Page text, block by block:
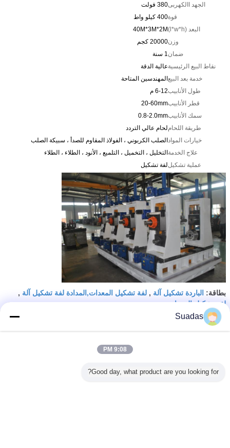
الجهد االكهربى380 فولت
قوة400 كيلو واط
البعد (l*w*h)
40M*3M*2M
وزن20000 كجم
ضمان1 سنة
نقاط البيع الرئيسيةعالية الدقة
خدمة بعد البيعالمهندسين المتاحة
طول الأنابيب6-12 م
قطر الأنابيب20-60mm
سمك الأنابيب0.8-2.0mm
طريقة اللحاملحام عالي التردد
خيارات الموادالصلب الكربوني ، الفولاذ المقاوم للصدأ ، سبيكة الصلب
علاج الخدمةالتخليل ، التخميل ، التلميع ، الأنود ، الطلاء ، الطلاء
عملية تشكيللفة تشكيل
بطاقة: الباردة تشكيل آلة , لفة تشكيل المعدات,المدادة لفة تشكيل آلة ,
لفة تشكيل المعدات
الخدمية للفولاذ الكربوني
Suadas
9:08 PM
Good day, what product are you looking for?